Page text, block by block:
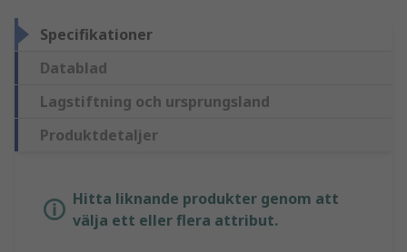
Specifikationer
Datablad
Lagstiftning och ursprungsland
Produktdetaljer
Hitta liknande produkter genom att
välja ett eller flera attribut.